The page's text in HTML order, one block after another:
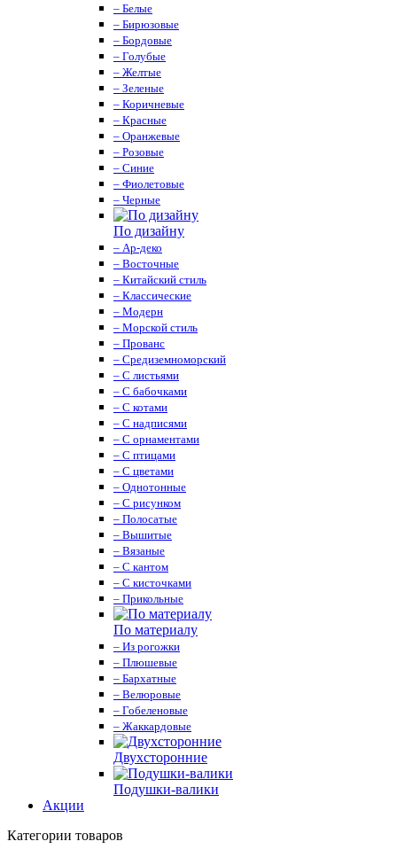
– Белые
– Бирюзовые
– Бордовые
– Голубые
– Желтые
– Зеленые
– Коричневые
– Красные
– Оранжевые
– Розовые
– Синие
– Фиолетовые
– Черные
По дизайну
– Ар-деко
– Восточные
– Китайский стиль
– Классические
– Модерн
– Морской стиль
– Прованс
– Средиземноморский
– С листьями
– С бабочками
– С котами
– С надписями
– С орнаментами
– С птицами
– С цветами
– Однотонные
– С рисунком
– Полосатые
– Вышитые
– Вязаные
– С кантом
– С кисточками
– Прикольные
По материалу
– Из рогожки
– Плюшевые
– Бархатные
– Велюровые
– Гобеленовые
– Жаккардовые
Двухсторонние
Подушки-валики
Акции
Категории товаров